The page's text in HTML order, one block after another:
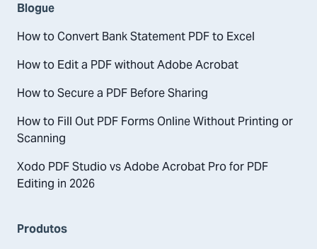
Blogue
How to Convert Bank Statement PDF to Excel
How to Edit a PDF without Adobe Acrobat
How to Secure a PDF Before Sharing
How to Fill Out PDF Forms Online Without Printing or
Scanning
Xodo PDF Studio vs Adobe Acrobat Pro for PDF
Editing in 2026
Produtos